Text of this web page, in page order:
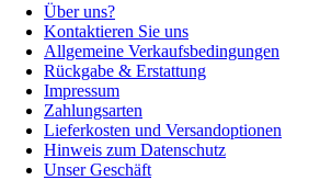
Über uns?
Kontaktieren Sie uns
Allgemeine Verkaufsbedingungen
Rückgabe & Erstattung
Impressum
Zahlungsarten
Lieferkosten und Versandoptionen
Hinweis zum Datenschutz
Unser Geschäft